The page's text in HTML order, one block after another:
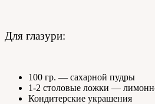
Для глазури:
100 гр. — сахарной пудры
1-2 столовые ложки —
Кондитерские украшения